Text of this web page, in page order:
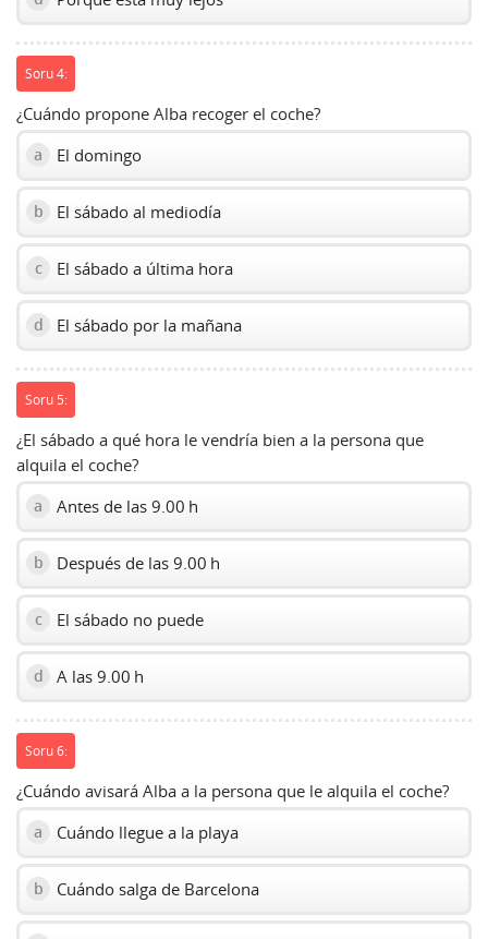
Soru 4:
¿Cuándo propone Alba recoger el coche?
a El domingo
b El sábado al mediodía
c El sábado a última hora
d El sábado por la mañana
Soru 5:
¿El sábado a qué hora le vendría bien a la persona que
alquila el coche?
a Antes de las 9.00 h
b Después de las 9.00 h
c El sábado no puede
d A las 9.00 h
Soru 6:
¿Cuándo avisará Alba a la persona que le alquila el coche?
a Cuándo llegue a la playa
b Cuándo salga de Barcelona